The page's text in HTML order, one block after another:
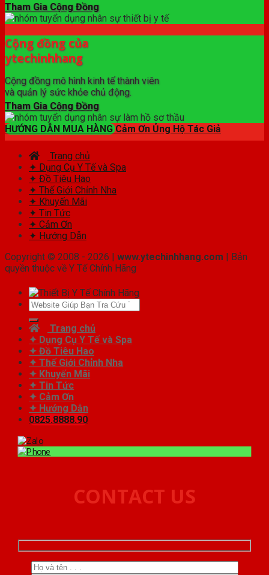
Tham Gia Cộng Đồng
Cộng đồng của
ytechinhhang
Cộng đồng mô hình kinh tế thành viên
và quản lý sức khỏe chủ động.
Tham Gia Cộng Đồng
HƯỚNG DẪN MUA HÀNG Cảm Ơn Ủng Hộ Tác Giả
Trang chủ
✦ Dụng Cụ Y Tế và Spa
✦ Đồ Tiêu Hao
✦ Thế Giới Chỉnh Nha
✦ Khuyến Mãi
✦ Tin Tức
✦ Cảm Ơn
✦ Hướng Dẫn
Copyright © 2008 - 2026 |
www.ytechinhhang.com | Bản
quyền thuộc về Y Tế Chính Hãng
Tìm
Trang chủ
✦ Dụng Cụ Y Tế và Spa
✦ Đồ Tiêu Hao
✦ Thế Giới Chỉnh Nha
✦ Khuyến Mãi
✦ Tin Tức
✦ Cảm Ơn
✦ Hướng Dẫn
0825.8888.90
CONTACT US